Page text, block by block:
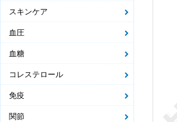
スキンケア
血圧
血糖
コレステロール
免疫
関節